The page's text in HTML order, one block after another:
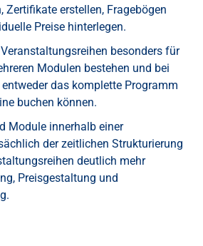
Zertifikate erstellen, Fragebögen
Preise hinterlegen.
besonders für
Modulen bestehen und bei
das komplette Programm
buchen können.
Module innerhalb einer
der zeitlichen Strukturierung
deutlich mehr
Preisgestaltung und